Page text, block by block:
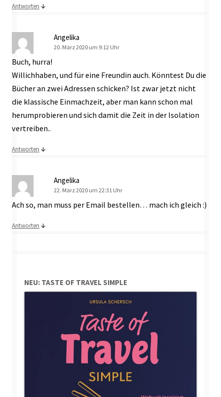
Antworten ↓
Angelika
20. März 2020 um 9:12 Uhr
Buch, hurra!
Willichhaben, und für eine Freundin auch. Könntest Du die
Bücher an zwei Adressen schicken? Ist zwar jetzt nicht
die klassische Einmachzeit, aber man kann schon mal
herumprobieren und sich damit die Zeit in der Isolation
vertreiben..
Antworten ↓
Angelika
22. März 2020 um 22:31 Uhr
Ach so, man muss per Email bestellen… mach ich gleich :)
Antworten ↓
NEU: TASTE OF TRAVEL SIMPLE